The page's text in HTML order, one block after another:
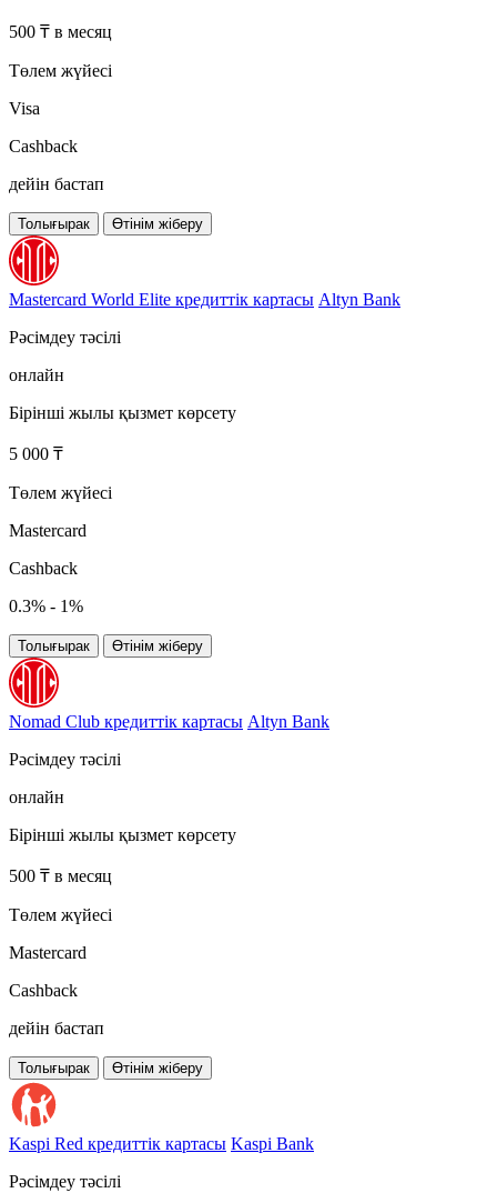
500 ₸ в месяц
Төлем жүйесі
Visa
Cashback
дейін бастап
Толығырак Өтінім жіберу
Mastercard World Elite кредиттік картасы Altyn Bank
Рәсімдеу тәсілі
онлайн
Бірінші жылы қызмет көрсету
5 000 ₸
Төлем жүйесі
Mastercard
Cashback
0.3% - 1%
Толығырак Өтінім жіберу
Nomad Club кредиттік картасы Altyn Bank
Рәсімдеу тәсілі
онлайн
Бірінші жылы қызмет көрсету
500 ₸ в месяц
Төлем жүйесі
Mastercard
Cashback
дейін бастап
Толығырак Өтінім жіберу
Kaspi Red кредиттік картасы Kaspi Bank
Рәсімдеу тәсілі